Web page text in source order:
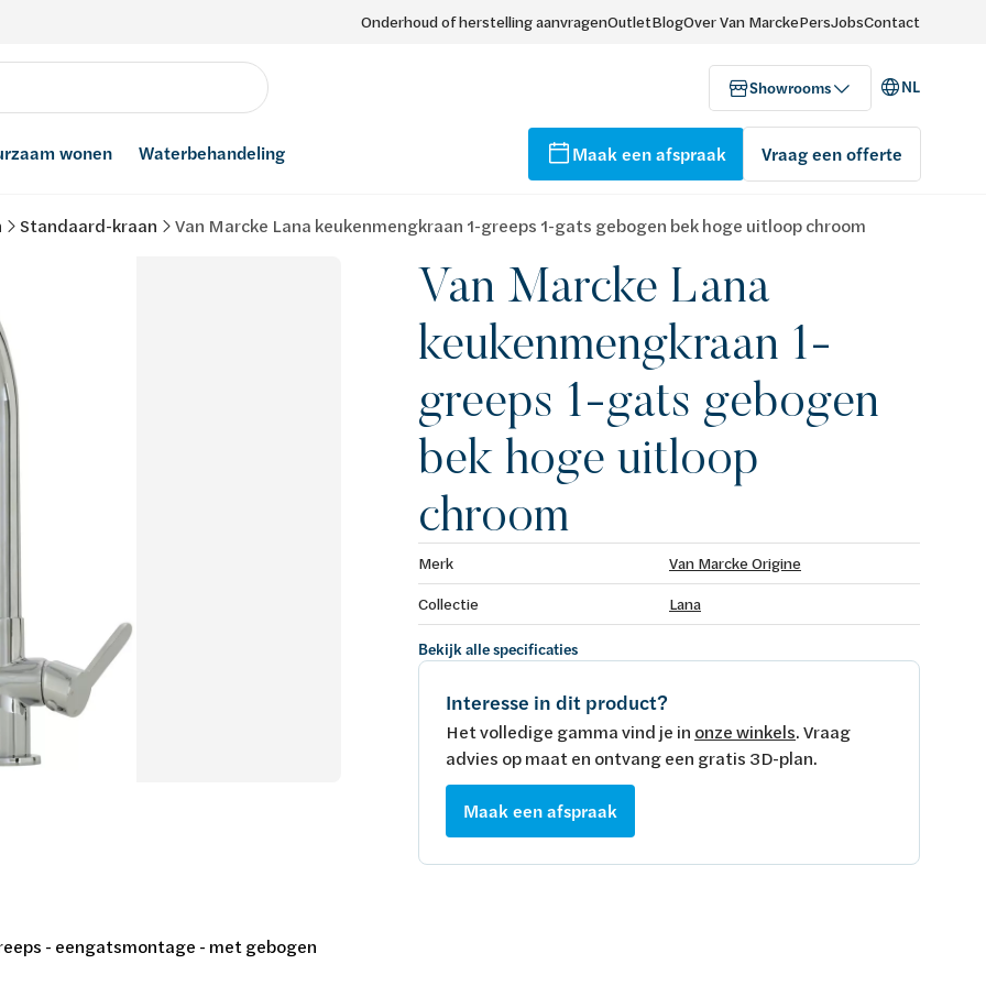
Onderhoud of herstelling aanvragenOutletBlogOver Van MarckePersJobsContact
Showrooms NL
wonen Waterbehandeling Maak een afspraak Vraag een offerte
Standaard-kraan Van Marcke Lana keukenmengkraan 1-greeps 1-gats gebogen bek hoge uitloop chroom
Van Marcke Lana
keukenmengkraan 1-
greeps 1-gats gebogen
bek hoge uitloop
chroom
Merk
Van Marcke Origine
Collectie
Lana
Bekijk alle specificaties
Interesse in dit product?
Het volledige gamma vind je in onze winkels. Vraag
advies op maat en ontvang een gratis 3D-plan.
Maak een afspraak
- eengatsmontage - met gebogen